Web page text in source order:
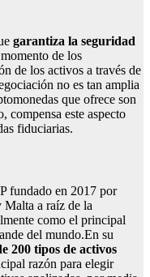
garantiza la seguridad
de los
de los activos a través de
no es tan amplia
que ofrece son
compensa este aspecto
fiduciarias.
fundado en 2017 por
Malta a raíz de la
como el principal
del mundo.En su
200 tipos de activos
razón para elegir